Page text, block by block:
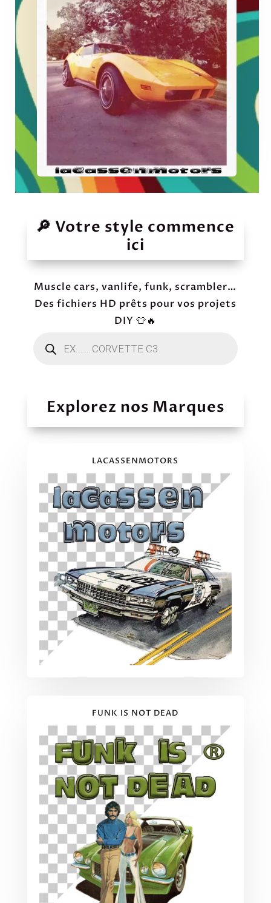
🔎 Votre style commence
ici
Muscle cars, vanlife, funk, scrambler…
Des fichiers HD prêts pour vos projets
DIY 👕🔥
produits
Explorez nos Marques
LACASSENMOTORS
FUNK IS NOT DEAD